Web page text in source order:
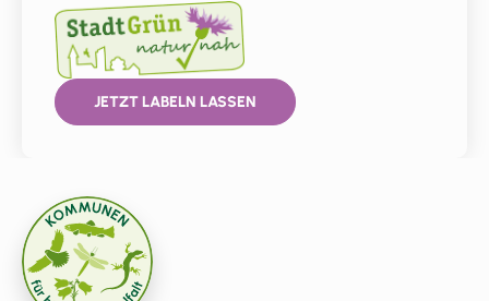
JETZT LABELN LASSEN